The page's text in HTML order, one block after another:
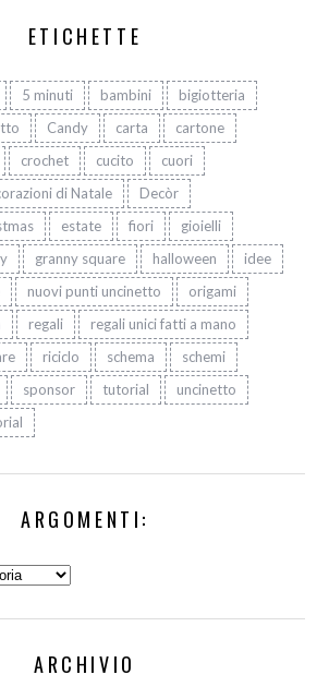
ETICHETTE
5 minuti bambini
bigiotteria
Candy carta
cartone
crochet cucito
cuori
di Natale
Decòr
estate fiori
gioielli
granny square halloween
idee
nuovi punti uncinetto
origami
regali
regali unici fatti a mano
riciclo schema
schemi
sponsor tutorial
uncinetto
ARGOMENTI:
ARCHIVIO